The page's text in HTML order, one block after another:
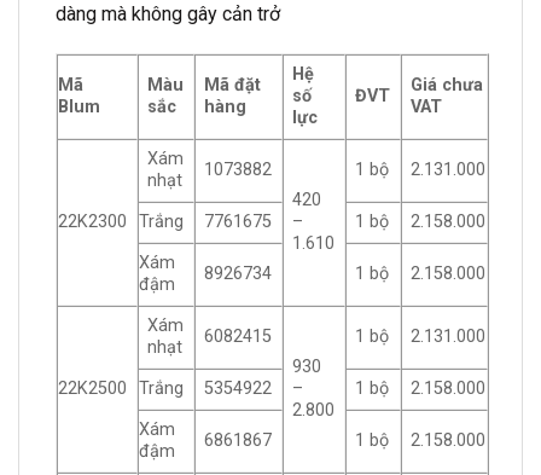
dàng mà không gây cản trở
Mã
Blum
Màu
sắc
Mã đặt
hàng
Hệ
số
lực
ĐVT
Giá chưa
VAT
22K2300
Xám
nhạt
1073882
420
–
1.610
1 bộ 2.131.000
Trắng 7761675 1 bộ
2.158.000
Xám
đậm
8926734 1 bộ 2.158.000
22K2500
Xám
nhạt
6082415
930
–
2.800
1 bộ 2.131.000
Trắng 5354922 1 bộ
2.158.000
Xám
đậm
6861867 1 bộ 2.158.000